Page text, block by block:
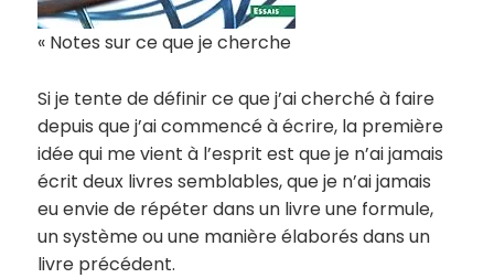
« Notes sur ce que je cherche
Si je tente de définir ce que j’ai cherché à faire
depuis que j’ai commencé à écrire, la première
idée qui me vient à l’esprit est que je n’ai jamais
écrit deux livres semblables, que je n’ai jamais
eu envie de répéter dans un livre une formule,
un système ou une manière élaborés dans un
livre précédent.